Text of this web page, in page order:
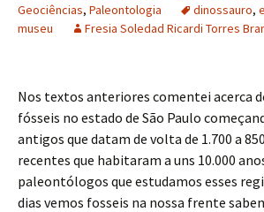
Geociências, Paleontologia dinossauro,
museu
Fresia Soledad Ricardi Torres
Nos textos anteriores comentei acerca
fósseis no estado de São Paulo
antigos que datam de volta de 1.700 a
recentes que habitaram a uns 10.000
paleontólogos que estudamos esses
dias vemos fosseis na nossa frente